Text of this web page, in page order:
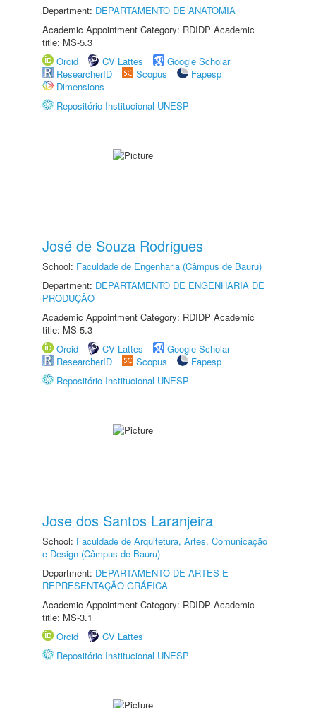
Department: DEPARTAMENTO DE ANATOMIA
Academic Appointment Category: RDIDP Academic
title: MS-5.3
Orcid
CV Lattes
Google Scholar
ResearcherID
Scopus
Fapesp
Dimensions
Repositório Institucional UNESP
José de Souza Rodrigues
School: Faculdade de Engenharia (Câmpus de Bauru)
Department: DEPARTAMENTO DE ENGENHARIA DE
PRODUÇÃO
Academic Appointment Category: RDIDP Academic
title: MS-5.3
Orcid
CV Lattes
Google Scholar
ResearcherID
Scopus
Fapesp
Repositório Institucional UNESP
Jose dos Santos Laranjeira
School: Faculdade de Arquitetura, Artes, Comunicação
e Design (Câmpus de Bauru)
Department: DEPARTAMENTO DE ARTES E
REPRESENTAÇÃO GRÁFICA
Academic Appointment Category: RDIDP Academic
title: MS-3.1
Orcid
CV Lattes
Repositório Institucional UNESP